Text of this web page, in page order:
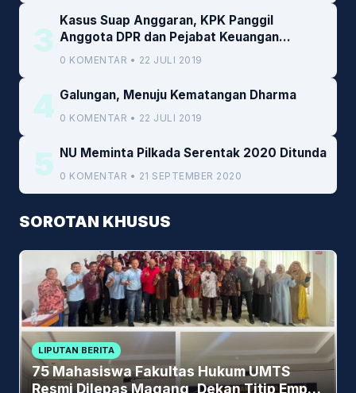
3
Kasus Suap Anggaran, KPK Panggil
Anggota DPR dan Pejabat Keuangan
Kemenkeu
0 KOMENTAR • 22 JULI 2019
4 Galungan, Menuju Kematangan Dharma
0 KOMENTAR • 22 JULI 2019
5 NU Meminta Pilkada Serentak 2020 Ditunda
0 KOMENTAR • 21 SEPTEMBER 2020
SOROTAN KHUSUS
LIPUTAN BERITA
75 Mahasiswa Fakultas Hukum UMTS
Resmi Dilepas Magang, Dekan Titip Empat